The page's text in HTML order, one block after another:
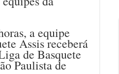
a equipe
Assis receberá
de Basquete
Paulista de